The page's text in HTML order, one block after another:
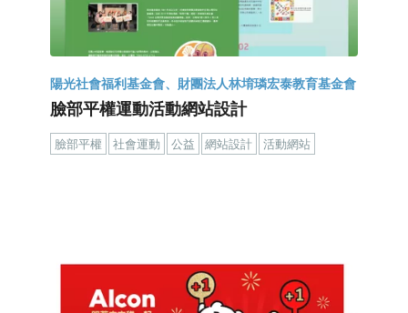
陽光社會福利基金會、財團法人林堉璘宏泰教育基金會
臉部平權運動活動網站設計
臉部平權 社會運動 公益 網站設計 活動網站